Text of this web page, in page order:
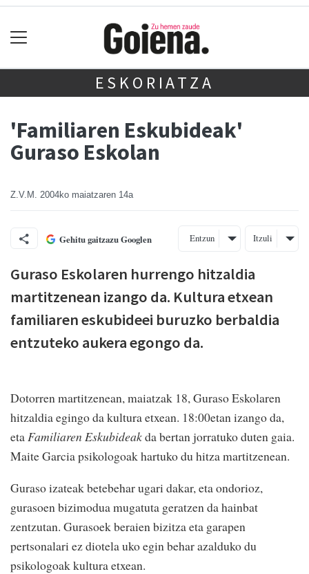
ESKORIATZA
'Familiaren Eskubideak'
Guraso Eskolan
Z.V.M. 2004ko maiatzaren 14a
Gehitu gaitzazu Googlen Entzun Itzuli
Guraso Eskolaren hurrengo hitzaldia
martitzenean izango da. Kultura etxean
familiaren eskubideei buruzko berbaldia
entzuteko aukera egongo da.
Dotorren martitzenean, maiatzak 18, Guraso Eskolaren
hitzaldia egingo da kultura etxean. 18:00etan izango da,
etaFamiliaren Eskubideakda bertan jorratuko duten gaia.
Maite Garcia psikologoak hartuko du hitza martitzenean.
Guraso izateak betebehar ugari dakar, eta ondorioz,
gurasoen bizimodua mugatuta geratzen da hainbat
zentzutan. Gurasoek beraien bizitza eta garapen
pertsonalari ez diotela uko egin behar azalduko du
psikologoak kultura etxean.